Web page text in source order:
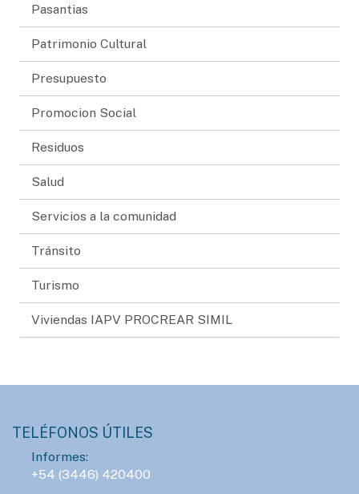
Pasantias
Patrimonio Cultural
Presupuesto
Promocion Social
Residuos
Salud
Servicios a la comunidad
Tránsito
Turismo
Viviendas IAPV PROCREAR SIMIL
TELÉFONOS ÚTILES
Informes:
+54 (3446) 420400